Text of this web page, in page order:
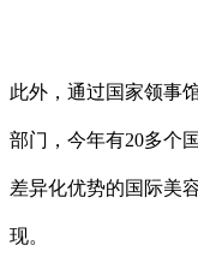
此外，通过国家领事
部门，今年有20多个
差异化优势的国际美
现。